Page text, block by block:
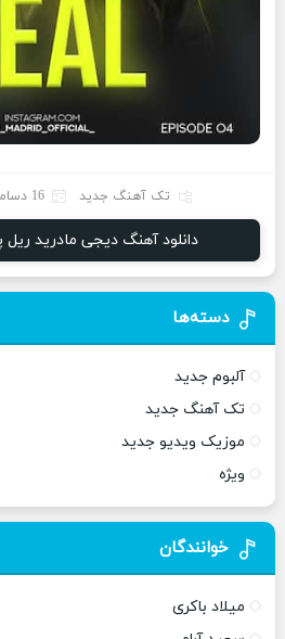
تک آهنگ جدید 16 دسامبر 2024
دانلود آهنگ دیجی مادرید
دسته‌ها
آلبوم جدید
تک آهنگ جدید
موزیک ویدیو جدید
ویژه
خوانندگان
میلاد باکری